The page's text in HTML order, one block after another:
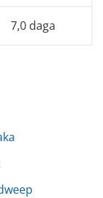
7,0 daga